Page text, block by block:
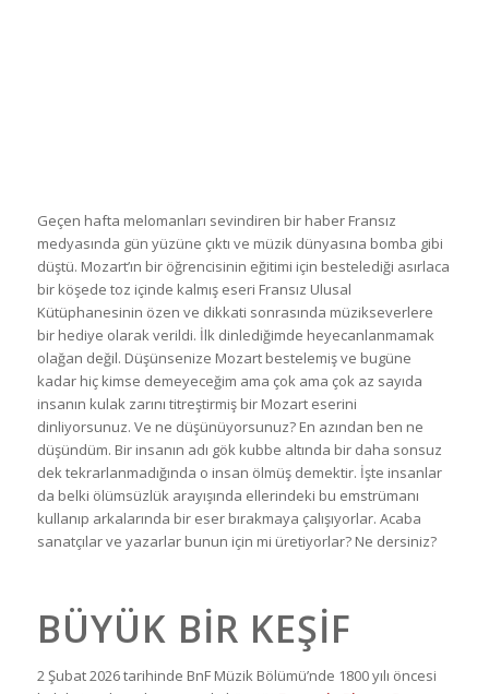
Geçen hafta melomanları sevindiren bir haber Fransız
medyasında gün yüzüne çıktı ve müzik dünyasına bomba gibi
düştü. Mozart’ın bir öğrencisinin eğitimi için bestelediği asırlaca
bir köşede toz içinde kalmış eseri Fransız Ulusal
Kütüphanesinin özen ve dikkati sonrasında müzikseverlere
bir hediye olarak verildi. İlk dinlediğimde heyecanlanmamak
olağan değil. Düşünsenize Mozart bestelemiş ve bugüne
kadar hiç kimse demeyeceğim ama çok ama çok az sayıda
insanın kulak zarını titreştirmiş bir Mozart eserini
dinliyorsunuz. Ve ne düşünüyorsunuz? En azından ben ne
düşündüm. Bir insanın adı gök kubbe altında bir daha sonsuz
dek tekrarlanmadığında o insan ölmüş demektir. İşte insanlar
da belki ölümsüzlük arayışında ellerindeki bu emstrümanı
kullanıp arkalarında bir eser bırakmaya çalışıyorlar. Acaba
sanatçılar ve yazarlar bunun için mi üretiyorlar? Ne dersiniz?
BÜYÜK BIR KEŞIF
2 Şubat 2026 tarihinde BnF Müzik Bölümü’nde 1800 yılı öncesi